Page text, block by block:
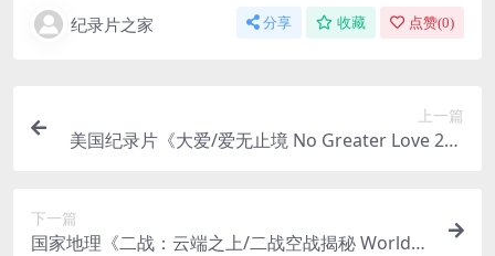
纪录片之家 分享 收藏 点赞(0)
上一篇
美国纪录片《大爱/爱无止境 No Greater Love 201
下一篇
国家地理《二战：云端之上/二战空战揭秘 World